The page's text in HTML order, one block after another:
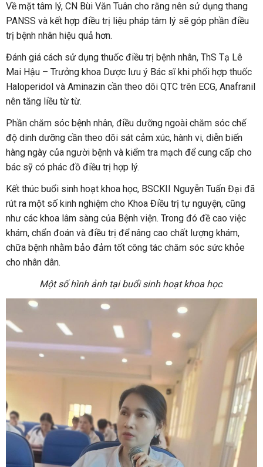
Về mặt tâm lý, CN Bùi Văn Tuân cho rằng nên sử dụng thang
PANSS và kết hợp điều trị liệu pháp tâm lý sẽ góp phần điều
trị bệnh nhân hiệu quả hơn.
Đánh giá cách sử dụng thuốc điều trị bệnh nhân, ThS Tạ Lê
Mai Hậu – Trưởng khoa Dược lưu ý Bác sĩ khi phối hợp thuốc
Haloperidol và Aminazin cần theo dõi QTC trên ECG, Anafranil
nên tăng liều từ từ.
Phần chăm sóc bệnh nhân, điều dưỡng ngoài chăm sóc chế
độ dinh dưỡng cần theo dõi sát cảm xúc, hành vi, diễn biến
hàng ngày của người bệnh và kiểm tra mạch để cung cấp cho
bác sỹ có phác đồ điều trị hợp lý.
Kết thúc buổi sinh hoạt khoa học, BSCKII Nguyễn Tuấn Đại đã
rút ra một số kinh nghiệm cho Khoa Điều trị tự nguyện, cũng
như các khoa lâm sàng của Bệnh viện. Trong đó đề cao việc
khám, chẩn đoán và điều trị để nâng cao chất lượng khám,
chữa bệnh nhằm bảo đảm tốt công tác chăm sóc sức khỏe
cho nhân dân.
Một số hình ảnh tại buổi sinh hoạt khoa học.